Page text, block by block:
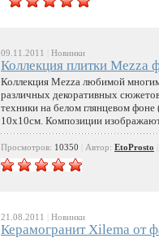
09.11.2011 Новинки
Коллекция плитки Mezza
Коллекция Mezza любимой
различных декоративных
техники на белом глянцевом
10x10см. Композиции
Просмотров: 10350 Автор: EtoProsto
21.08.2011 Новинки
Керамогранит Xilema от